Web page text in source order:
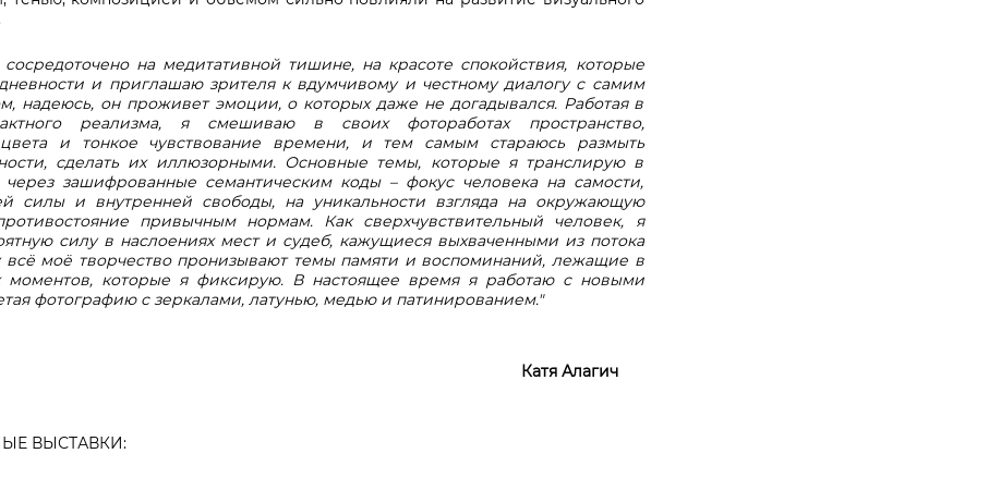
на медитативной тишине, на красоте спокойствия, которые
и приглашаю зрителя к вдумчивому и честному диалогу с самим
надеюсь, он проживет эмоции, о которых даже не догадывался. Работая в
реализма, я смешиваю в своих фотоработах пространство,
и тонкое чувствование времени, и тем самым стараюсь размыть
сделать их иллюзорными. Основные темы, которые я транслирую в
через зашифрованные семантическим коды – фокус человека на самости,
силы и внутренней свободы, на уникальности взгляда на окружающую
привычным нормам. Как сверхчувствительный человек, я
силу в наслоениях мест и судеб, кажущиеся выхваченными из потока
моё творчество пронизывают темы памяти и воспоминаний, лежащие в
моментов, которые я фиксирую. В настоящее время я работаю с новыми
фотографию с зеркалами, латунью, медью и патинированием."
Катя Алагич
ВЫСТАВКИ: